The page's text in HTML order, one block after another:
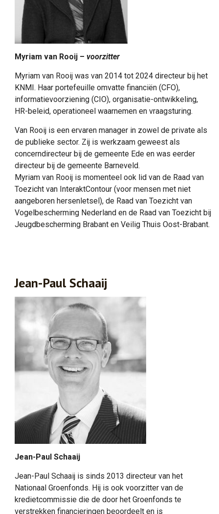
Myriam van Rooij – voorzitter
Myriam van Rooij was van 2014 tot 2024 directeur bij het
KNMI. Haar portefeuille omvatte financiën (CFO),
informatievoorziening (CIO), organisatie-ontwikkeling,
HR-beleid, operationeel waarnemen en vraagsturing.
Van Rooij is een ervaren manager in zowel de private als
de publieke sector. Zij is werkzaam geweest als
concerndirecteur bij de gemeente Ede en was eerder
directeur bij de gemeente Barneveld.
Myriam van Rooij is momenteel ook lid van de Raad van
Toezicht van InteraktContour (voor mensen met niet
aangeboren hersenletsel), de Raad van Toezicht van
Vogelbescherming Nederland en de Raad van Toezicht bij
Jeugdbescherming Brabant en Veilig Thuis Oost-Brabant.
Jean-Paul Schaaij
Jean-Paul Schaaij
Jean-Paul Schaaij is sinds 2013 directeur van het
Nationaal Groenfonds. Hij is ook voorzitter van de
kredietcommissie die de door het Groenfonds te
verstrekken financieringen beoordeelt en is